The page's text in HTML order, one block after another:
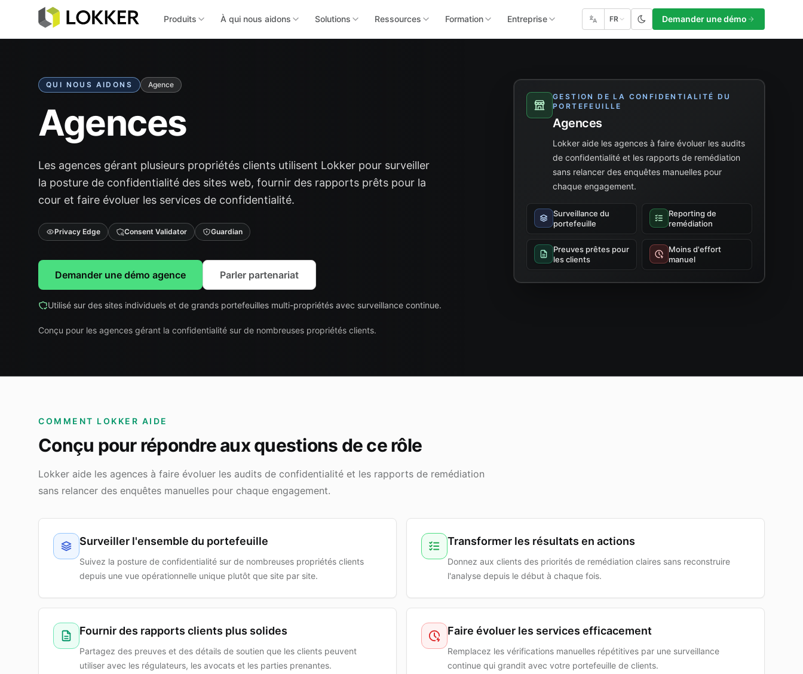
Produits À qui nous aidons Solutions Ressources Formation Entreprise FR Demander une démo
QUI NOUS AIDONS Agence
Agences
Les agences gérant plusieurs propriétés clients utilisent Lokker pour surveiller
la posture de confidentialité des sites web, fournir des rapports prêts pour la
cour et faire évoluer les services de confidentialité.
Privacy Edge Consent Validator Guardian
Demander une démo agence Parler partenariat
Utilisé sur des sites individuels et de grands portefeuilles multi-propriétés avec surveillance continue.
Conçu pour les agences gérant la confidentialité sur de nombreuses propriétés clients.
GESTION DE LA CONFIDENTIALITÉ DU
PORTEFEUILLE
Agences
Lokker aide les agences à faire évoluer les audits
de confidentialité et les rapports de remédiation
sans relancer des enquêtes manuelles pour
chaque engagement.
Surveillance du
portefeuille
Reporting de
remédiation
Preuves prêtes pour
les clients
Moins d'effort
manuel
COMMENT LOKKER AIDE
Conçu pour répondre aux questions de ce rôle
Lokker aide les agences à faire évoluer les audits de confidentialité et les rapports de remédiation
sans relancer des enquêtes manuelles pour chaque engagement.
Surveiller l'ensemble du portefeuille
Suivez la posture de confidentialité sur de nombreuses propriétés clients
depuis une vue opérationnelle unique plutôt que site par site.
Transformer les résultats en actions
Donnez aux clients des priorités de remédiation claires sans reconstruire
l'analyse depuis le début à chaque fois.
Fournir des rapports clients plus solides
Partagez des preuves et des détails de soutien que les clients peuvent
utiliser avec les régulateurs, les avocats et les parties prenantes.
Faire évoluer les services efficacement
Remplacez les vérifications manuelles répétitives par une surveillance
continue qui grandit avec votre portefeuille de clients.